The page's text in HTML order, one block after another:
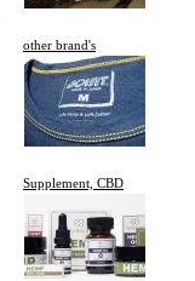
other brand's
Supplement, CBD